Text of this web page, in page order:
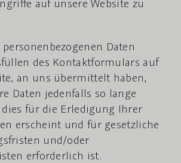
Daten
des Kontaktformulars auf
an uns übermittelt haben,
Daten jedenfalls so lange
dies für die Erledigung Ihrer
erscheint und für gesetzliche
und/oder
erforderlich ist.